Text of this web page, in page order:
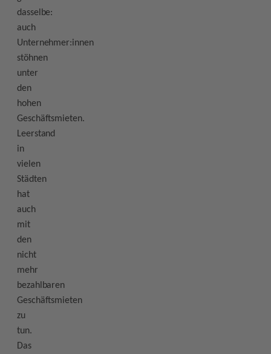
dasselbe:
auch
Unternehmer:innen
stöhnen
unter
den
hohen
Geschäftsmieten.
Leerstand
in
vielen
Städten
hat
auch
mit
den
nicht
mehr
bezahlbaren
Geschäftsmieten
zu
tun.
Das